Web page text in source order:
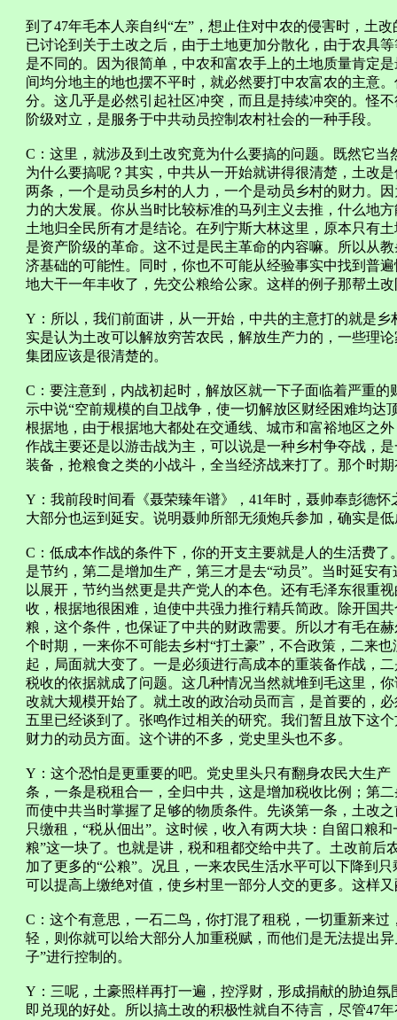
到了47年毛本人亲自纠“左”，想止住对中农的侵害时，土
已讨论到关于土改之后，由于土地更加分散化，由于农具
是不同的。因为很简单，中农和富农手上的土地质量肯定
间均分地主的地也摆不平时，就必然要打中农富农的主意
分。这几乎是必然引起社区冲突，而且是持续冲突的。怪
阶级对立，是服务于中共动员控制农村社会的一种手段。
C：这里，就涉及到土改究竟为什么要搞的问题。既然它
为什么要搞呢？其实，中共从一开始就讲得很清楚，土改
两条，一个是动员乡村的人力，一个是动员乡村的财力。
力的大发展。你从当时比较标准的马列主义去推，什么地
土地归全民所有才是结论。在列宁斯大林这里，原本只有
是资产阶级的革命。这不过是民主革命的内容嘛。所以从
济基础的可能性。同时，你也不可能从经验事实中找到普
地大干一年丰收了，先交公粮给公家。这样的例子那帮土
Y：所以，我们前面讲，从一开始，中共的主意打的就是
实是认为土改可以解放穷苦农民，解放生产力的，一些理
集团应该是很清楚的。
C：要注意到，内战初起时，解放区就一下子面临着严重
示中说“空前规模的自卫战争，使一切解放区财经困难均达
根据地，由于根据地大都处在交通线、城市和富裕地区之
作战主要还是以游击战为主，可以说是一种乡村争夺战，
装备，抢粮食之类的小战斗，全当经济战来打了。那个时
Y：我前段时间看《聂荣臻年谱》，41年时，聂帅奉彭德
大部分也运到延安。说明聂帅所部无须炮兵参加，确实是
C：低成本作战的条件下，你的开支主要就是人的生活费
是节约，第二是增加生产，第三才是去“动员”。当时延安
以展开，节约当然更是共产党人的本色。还有毛泽东很重
收，根据地很困难，迫使中共强力推行精兵简政。除开国
粮，这个条件，也保证了中共的财政需要。所以才有毛在
个时期，一来你不可能去乡村“打土豪”，不合政策，二来
起，局面就大变了。一是必须进行高成本的重装备作战，
税收的依据就成了问题。这几种情况当然就堆到毛这里，
改就大规模开始了。就土改的政治动员而言，是首要的，
五里已经谈到了。张鸣作过相关的研究。我们暂且放下这
财力的动员方面。这个讲的不多，党史里头也不多。
Y：这个恐怕是更重要的吧。党史里头只有翻身农民大生
条，一条是税租合一，全归中共，这是增加税收比例；第
而使中共当时掌握了足够的物质条件。先谈第一条，土改
只缴租，“税从佃出”。这时候，收入有两大块：自留口粮
粮”这一块了。也就是讲，税和租都交给中共了。土改前后
加了更多的“公粮”。况且，一来农民生活水平可以下降到
可以提高上缴绝对值，使乡村里一部分人交的更多。这样
C：这个有意思，一石二鸟，你打混了租税，一切重新来
轻，则你就可以给大部分人加重税赋，而他们是无法提出
子”进行控制的。
Y：三呢，土豪照样再打一遍，控浮财，形成捐献的胁迫
即兑现的好处。所以搞土改的积极性就自不待言，尽管47